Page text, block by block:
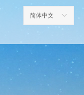
ꀅ
简体中文